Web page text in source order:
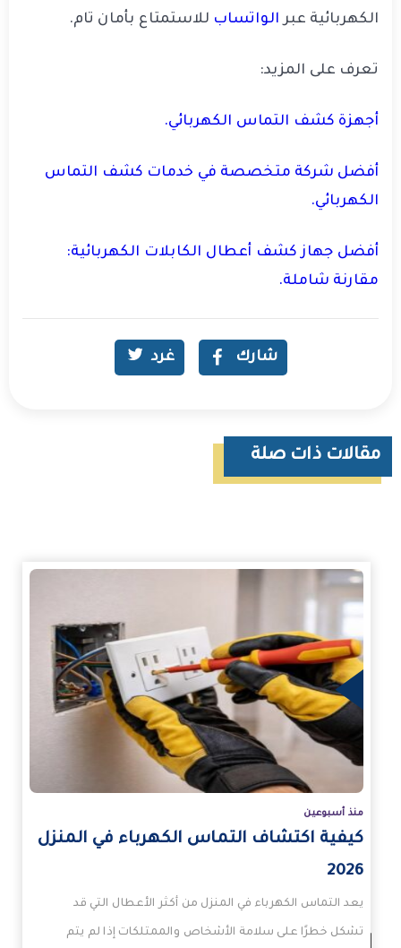
الكهربائية عبر الواتساب للاستمتاع بأمان تام.
تعرف على المزيد:
أجهزة كشف التماس الكهربائي.
أفضل شركة متخصصة في خدمات كشف التماس
الكهربائي.
أفضل جهاز كشف أعطال الكابلات الكهربائية:
مقارنة شاملة.
شارك غرد
مقالات ذات صلة
منذ أسبوعين
كيفية اكتشاف التماس الكهرباء في المنزل
2026
يعد التماس الكهرباء في المنزل من أكثر الأعطال التي قد
تشكل خطرًا على سلامة الأشخاص والممتلكات إذا لم يتم